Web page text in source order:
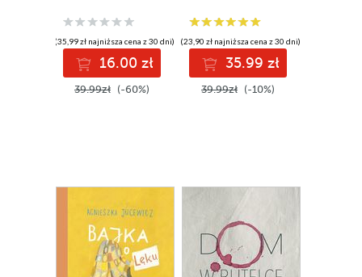
(35,99 zł najniższa cena z 30 dni)
16.00 zł
39.99zł (-60%)
(23,90 zł najniższa cena z 30 dni)
35.99 zł
39.99zł (-10%)